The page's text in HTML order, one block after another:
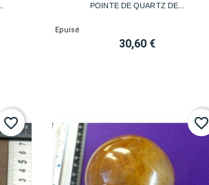
POINTE DE QUARTZ DE...
Epuisé
30,60 €
favorite_border favorite_border